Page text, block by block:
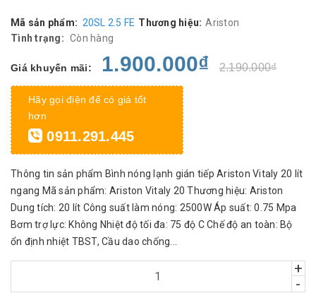
Mã sản phẩm: 20SL 2.5 FE Thương hiệu: Ariston
Tình trạng: Còn hàng
Giá khuyến mãi: 1.900.000₫ 2.190.000₫
Hãy gọi điện để có giá tốt
hơn
0911.291.445
Thông tin sản phẩm Bình nóng lạnh gián tiếp Ariston Vitaly 20 lít
ngang Mã sản phẩm: Ariston Vitaly 20 Thương hiệu: Ariston
Dung tích: 20 lít Công suất làm nóng: 2500W Áp suất: 0.75 Mpa
Bơm trợ lực: Không Nhiệt độ tối đa: 75 độ C Chế độ an toàn: Bộ
ổn định nhiệt TBST, Cầu dao chống...
+
-